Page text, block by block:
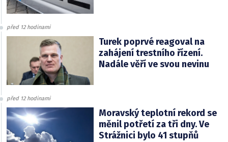
před 12 hodinami
Turek poprvé reagoval na
zahájení trestního řízení.
Nadále věří ve svou nevinu
před 12 hodinami
Moravský teplotní rekord se
měnil potřetí za tři dny. Ve
Strážnici bylo 41 stupňů